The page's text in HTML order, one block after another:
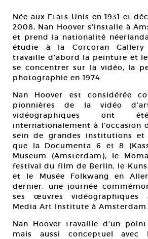
Née aux Etats-Unis en 1931 et
2008, Nan Hoover s’installe à
et prend la nationalité
étudie à la Corcoran
travaille d’abord la peinture et
se concentrer sur la vidéo, la
photographie en 1974.
Nan Hoover est considérée
pionnières de la vidéo
vidéographiques ont
internationalement à l’occasion
sein de grandes institutions et
que la Documenta 6 et 8
Museum (Amsterdam), le
festival du film de Berlin, le
et le Musée Folkwang en
dernier, une journée
ses œuvres vidéographiques
Media Art Institute à Amsterdam.
Nan Hoover travaille d’un
mais aussi conceptuel avec